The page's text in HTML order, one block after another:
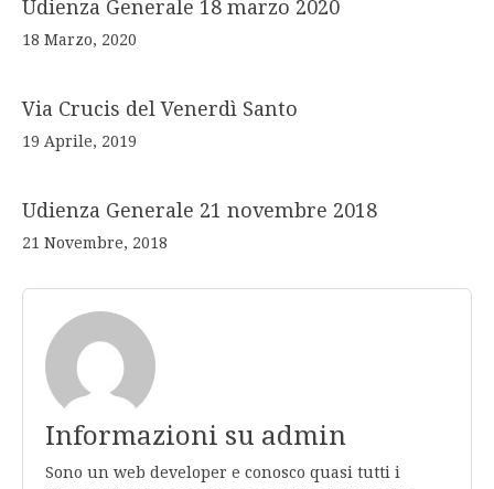
Udienza Generale 18 marzo 2020
18 Marzo, 2020
Via Crucis del Venerdì Santo
19 Aprile, 2019
Udienza Generale 21 novembre 2018
21 Novembre, 2018
Informazioni su admin
Sono un web developer e conosco quasi tutti i